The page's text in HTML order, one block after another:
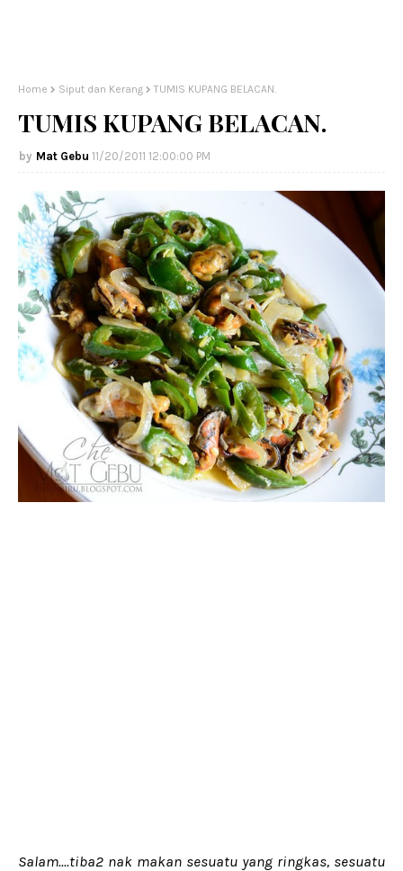
Home Siput dan Kerang TUMIS KUPANG BELACAN.
TUMIS KUPANG BELACAN.
Mat Gebu 11/20/2011 12:00:00 PM
Salam....tiba2 nak makan sesuatu yang ringkas, sesuatu